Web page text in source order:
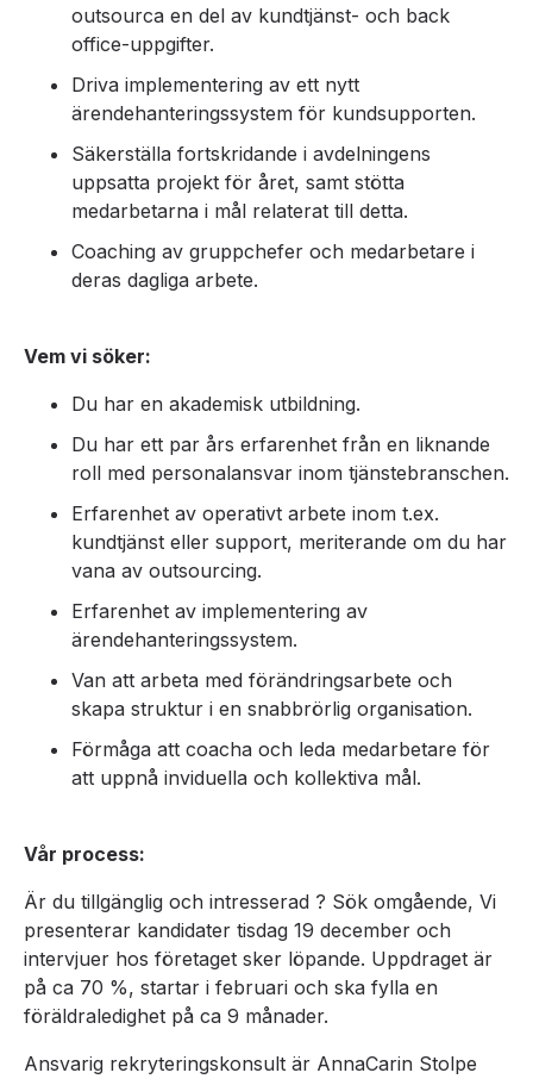
outsourca en del av kundtjänst- och back
office-uppgifter.
Driva implementering av ett nytt
ärendehanteringssystem för kundsupporten.
Säkerställa fortskridande i avdelningens
uppsatta projekt för året, samt stötta
medarbetarna i mål relaterat till detta.
Coaching av gruppchefer och medarbetare i
deras dagliga arbete.
Vem vi söker:
Du har en akademisk utbildning.
Du har ett par års erfarenhet från en liknande
roll med personalansvar inom tjänstebranschen.
Erfarenhet av operativt arbete inom t.ex.
kundtjänst eller support, meriterande om du har
vana av outsourcing.
Erfarenhet av implementering av
ärendehanteringssystem.
Van att arbeta med förändringsarbete och
skapa struktur i en snabbrörlig organisation.
Förmåga att coacha och leda medarbetare för
att uppnå inviduella och kollektiva mål.
Vår process:
Är du tillgänglig och intresserad ? Sök omgående, Vi
presenterar kandidater tisdag 19 december och
intervjuer hos företaget sker löpande. Uppdraget är
på ca 70 %, startar i februari och ska fylla en
föräldraledighet på ca 9 månader.
Ansvarig rekryteringskonsult är AnnaCarin Stolpe